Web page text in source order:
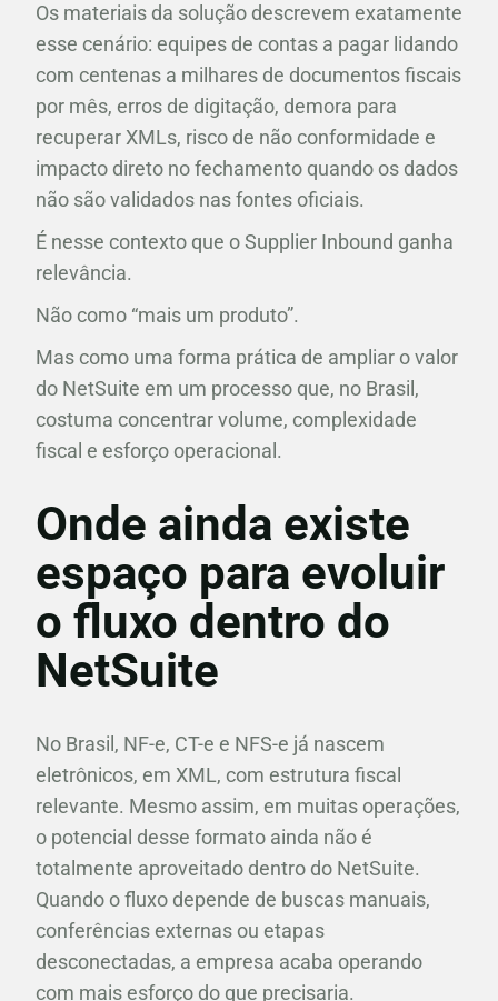
Os materiais da solução descrevem exatamente
esse cenário: equipes de contas a pagar lidando
com centenas a milhares de documentos fiscais
por mês, erros de digitação, demora para
recuperar XMLs, risco de não conformidade e
impacto direto no fechamento quando os dados
não são validados nas fontes oficiais.
É nesse contexto que o Supplier Inbound ganha
relevância.
Não como “mais um produto”.
Mas como uma forma prática de ampliar o valor
do NetSuite em um processo que, no Brasil,
costuma concentrar volume, complexidade
fiscal e esforço operacional.
Onde ainda existe
espaço para evoluir
o fluxo dentro do
NetSuite
No Brasil, NF-e, CT-e e NFS-e já nascem
eletrônicos, em XML, com estrutura fiscal
relevante. Mesmo assim, em muitas operações,
o potencial desse formato ainda não é
totalmente aproveitado dentro do NetSuite.
Quando o fluxo depende de buscas manuais,
conferências externas ou etapas
desconectadas, a empresa acaba operando
com mais esforço do que precisaria.